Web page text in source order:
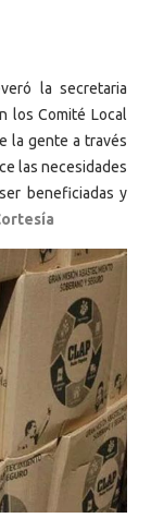
la secretaria
los Comité Local
la gente a través
las necesidades
beneficiadas y